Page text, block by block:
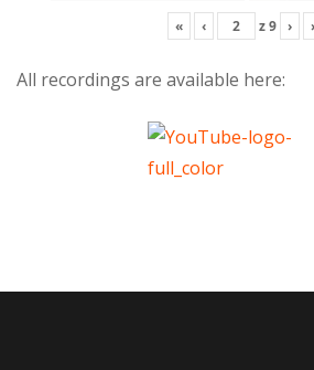
« ‹ z9 ›
All recordings are available here: